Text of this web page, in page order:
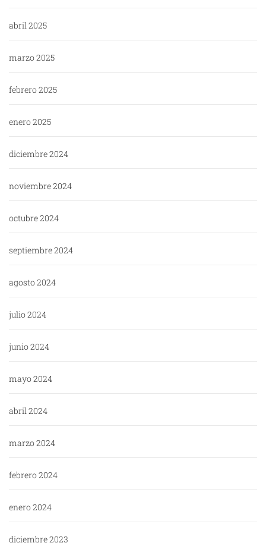
abril 2025
marzo 2025
febrero 2025
enero 2025
diciembre 2024
noviembre 2024
octubre 2024
septiembre 2024
agosto 2024
julio 2024
junio 2024
mayo 2024
abril 2024
marzo 2024
febrero 2024
enero 2024
diciembre 2023